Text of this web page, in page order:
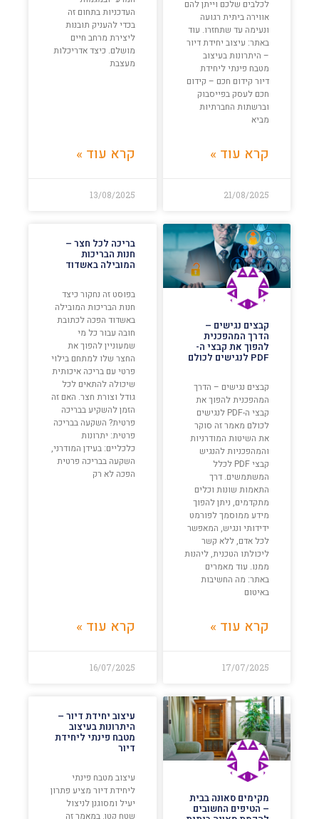
לכלבים שלכם וייתן להם
אווירה ביתית רגועה
ונעימה עד שתחזרו. עוד
באתר: עיצוב יחידת דיור
– היתרונות בעיצוב
מטבח פינתי ליחידת
דיור קידום חכם – קידום
חכם לעסק בפייסבוק
וברשתות החברתיות
מביא
קרא עוד »
21/08/2025
העדכניות בתחום זה
בכדי להעניק תובנות
ליצירת מרחב חיים
מושלם. כיצד אדריכלות
מעצבת
קרא עוד »
13/08/2025
קבצים נגישים –
הדרך המהפכנית
להפוך את קבצי ה-
PDF לנגישים לכולם
קבצים נגישים – הדרך
המהפכנית להפוך את
קבצי ה-PDF לנגישים
לכולם מאמר זה סוקר
את השיטות המודרניות
והמהפכניות להנגיש
קבצי PDF לכלל
המשתמשים. דרך
התאמות שונות וכלים
מתקדמים, ניתן להפוך
מידע ממוסמך לפורמט
ידידותי ונגיש, המאפשר
לכל אדם, ללא קשר
ליכולתו הטכנית, ליהנות
ממנו. עוד מאמרים
באתר: מה החשיבות
באיטום
קרא עוד »
17/07/2025
בריכה לכל חצר –
חנות הבריכות
המובילה באשדוד
בפוסט זה נחקור כיצד
חנות הבריכות המובילה
באשדוד הפכה לכתובת
חובה עבור כל מי
שמעוניין להפוך את
החצר שלו למתחם בילוי
פרטי עם בריכה איכותית
שיכולה להתאים לכל
גודל וצורת חצר. האם זה
הזמן להשקיע בבריכה
פרטית? השקעה בבריכה
פרטית: יתרונות
כלכליים: בעידן המודרני,
השקעה בבריכה פרטית
הפכה לא רק
קרא עוד »
16/07/2025
מקימים סאונה בבית
– הטיפים החשובים
עיצוב יחידת דיור –
היתרונות בעיצוב
מטבח פינתי ליחידת
דיור
עיצוב מטבח פינתי
ליחידת דיור מציע פתרון
יעיל ומסוגנן לניצול
שטח קטן. במאמר זה